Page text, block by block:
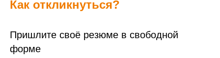
Как откликнуться?
Пришлите своё резюме в свободной
форме